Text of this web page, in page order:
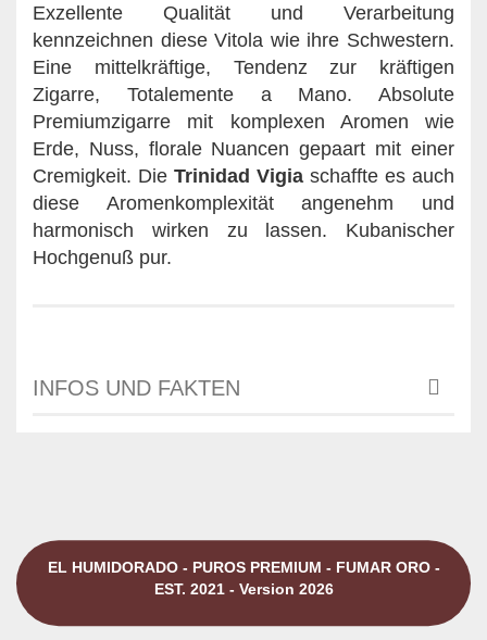
Exzellente Qualität und Verarbeitung
kennzeichnen diese Vitola wie ihre Schwestern.
Eine mittelkräftige, Tendenz zur kräftigen
Zigarre, Totalemente a Mano. Absolute
Premiumzigarre mit komplexen Aromen wie
Erde, Nuss, florale Nuancen gepaart mit einer
Cremigkeit. Die Trinidad Vigia schaffte es auch
diese Aromenkomplexität angenehm und
harmonisch wirken zu lassen. Kubanischer
Hochgenuß pur.
INFOS UND FAKTEN
EL HUMIDORADO - PUROS PREMIUM - FUMAR ORO -
EST. 2021 - Version 2026